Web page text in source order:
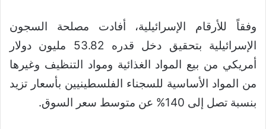
وفقاً للأرقام الإسرائيلية، أفادت مصلحة السجون
الإسرائيلية بتحقيق دخل قدره 53.82 مليون دولار
أمريكي من بيع المواد الغذائية ومواد التنظيف وغيرها
من المواد الأساسية للسجناء الفلسطينيين بأسعار تزيد
بنسبة تصل إلى 140% عن متوسط ​​سعر السوق.